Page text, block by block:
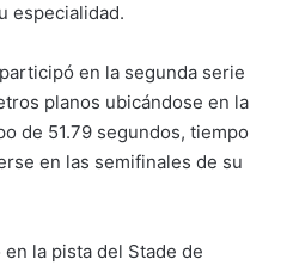
especialidad.
participó en la segunda serie
planos ubicándose en la
de 51.79 segundos, tiempo
en las semifinales de su
la pista del Stade de